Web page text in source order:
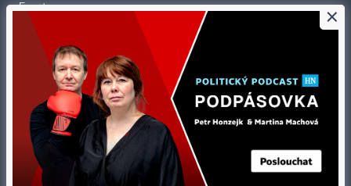
Eventy
Newslettery
RSS kanály
Autorská práva vykonává vydavatel. Bez písemného svolení vydavatele je
zakázáno jakékoli užití částí nebo celku díla, zejména rozmnožování a šíření
jakýmkoli způsobem, mechanickým nebo elektronickým, v českém nebo
jiném jazyce. Bez souhlasu vydavatele je zakázáno též rozmnožování
obsahu pro účely automatizované analýzy textů nebo dat
podle ustanovení § 39c autorského zákona.
×